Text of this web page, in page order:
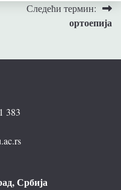
Следећи термин:
ортоепија
383
Србија